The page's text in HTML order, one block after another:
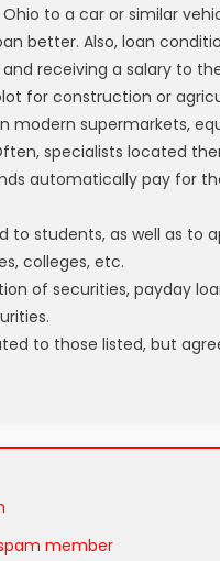
to a car or similar
better. Also, loan
receiving a salary to
for construction or
modern supermarkets,
specialists located
automatically pay for
to students, as well as
colleges, etc.
of securities, payday
to those listed, but
member